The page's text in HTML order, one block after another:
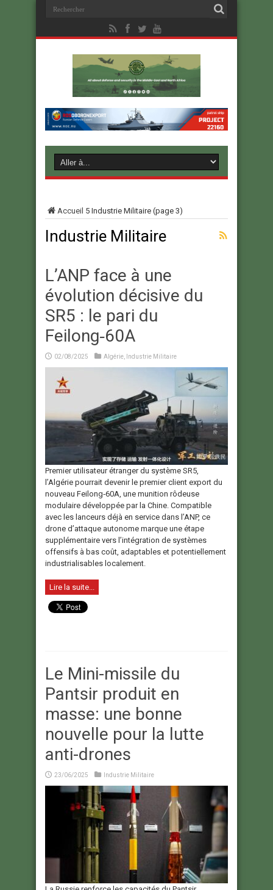
Accueil 5 Industrie Militaire (page 3)
Industrie Militaire
L’ANP face à une
évolution décisive du
SR5 : le pari du
Feilong‑60A
02/08/2025 Algérie Industrie Militaire
Premier utilisateur étranger du système SR5,
l’Algérie pourrait devenir le premier client export du
nouveau Feilong‑60A, une munition rôdeuse
modulaire développée par la Chine. Compatible
avec les lanceurs déjà en service dans l’ANP, ce
drone d’attaque autonome marque une étape
supplémentaire vers l’intégration de systèmes
offensifs à bas coût, adaptables et potentiellement
industrialisables localement.
Lire la suite...
Le Mini-missile du
Pantsir produit en
masse: une bonne
nouvelle pour la lutte
anti-drones
23/06/2025 Industrie Militaire